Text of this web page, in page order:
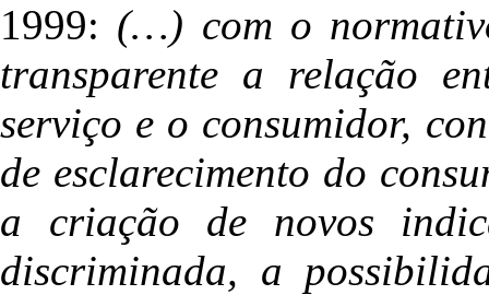
1999: (…) com o
transparente a relação
serviço e o consumidor,
de esclarecimento do
a criação de novos
discriminada, a